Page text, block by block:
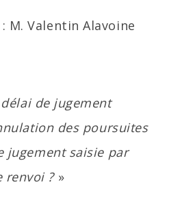
M. Valentin Alavoine
de jugement
des poursuites
jugement saisie par
renvoi ?»